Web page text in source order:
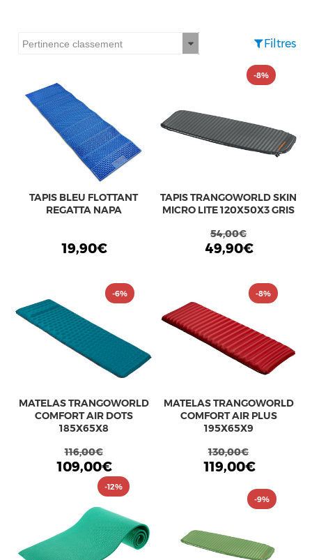
Filtres
TAPIS BLEU FLOTTANT
REGATTA NAPA
19,90€
TAPIS TRANGOWORLD SKIN
MICRO LITE 120X50X3 GRIS
54,00€
-8%
49,90€
MATELAS TRANGOWORLD
COMFORT AIR DOTS
185X65X8
116,00€
-6%
109,00€
MATELAS TRANGOWORLD
COMFORT AIR PLUS
195X65X9
130,00€
-8%
119,00€
-12%
-9%